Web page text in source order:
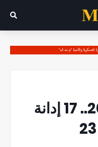
الأمم المتحدة 2020.. 17 إدانة